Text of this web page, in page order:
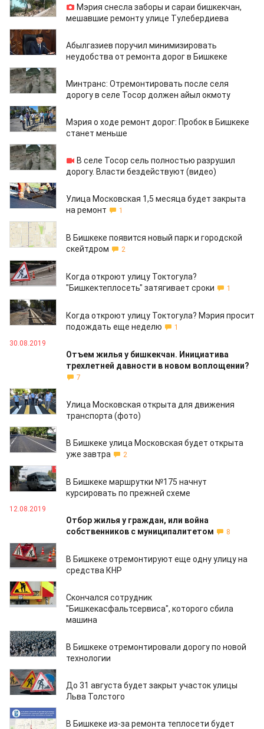
Мэрия снесла заборы и сараи бишкекчан,
мешавшие ремонту улице Тулебердиева
20.09.2019
Абылгазиев поручил минимизировать
неудобства от ремонта дорог в Бишкеке
19.09.2019
Минтранс: Отремонтировать после селя
дорогу в селе Тосор должен айыл окмоту
18.09.2019
Мэрия о ходе ремонт дорог: Пробок в Бишкеке
станет меньше
14.09.2019
В селе Тосор сель полностью разрушил
дорогу. Власти бездействуют (видео)
12.09.2019
Улица Московская 1,5 месяца будет закрыта
на ремонт
1
09.09.2019
В Бишкеке появится новый парк и городской
скейтдром
2
09.09.2019
Когда откроют улицу Токтогула?
"Бишкектеплосеть" затягивает сроки
1
03.09.2019
Когда откроют улицу Токтогула? Мэрия просит
подождать еще неделю
1
30.08.2019
Отъем жилья у бишкекчан. Инициатива
трехлетней давности в новом воплощении?
7
30.08.2019
Улица Московская открыта для движения
транспорта (фото)
29.08.2019
В Бишкеке улица Московская будет открыта
уже завтра
2
23.08.2019
В Бишкеке маршрутки №175 начнут
курсировать по прежней схеме
12.08.2019
Отбор жилья у граждан, или война
собственников с муниципалитетом
8
07.08.2019
В Бишкеке отремонтируют еще одну улицу на
средства КНР
18.07.2019
Скончался сотрудник
"Бишкекасфальтсервиса", которого сбила
машина
16.07.2019
В Бишкеке отремонтировали дорогу по новой
технологии
15.07.2019
До 31 августа будет закрыт участок улицы
Льва Толстого
15.07.2019
В Бишкеке из-за ремонта теплосети будет